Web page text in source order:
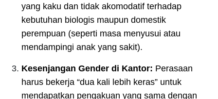
yang kaku dan tidak akomodatif terhadap
kebutuhan biologis maupun domestik
perempuan (seperti masa menyusui atau
mendampingi anak yang sakit).
Kesenjangan Gender di Kantor: Perasaan
harus bekerja “dua kali lebih keras” untuk
mendapatkan pengakuan yang sama dengan